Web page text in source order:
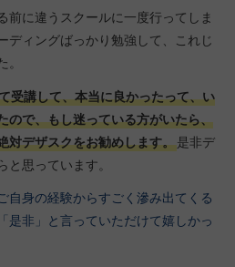
前に違うスクールに一度行ってしま
ディングばっかり勉強して、これじ
。
受講して、本当に良かったって、い
ので、もし迷っている方がいたら、
対デザスクをお勧めします。是非デ
と思っています。
自身の経験からすごく滲み出てくる
是非」と言っていただけて嬉しかっ